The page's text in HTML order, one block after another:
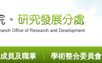
成員及職掌 學術整合委員會